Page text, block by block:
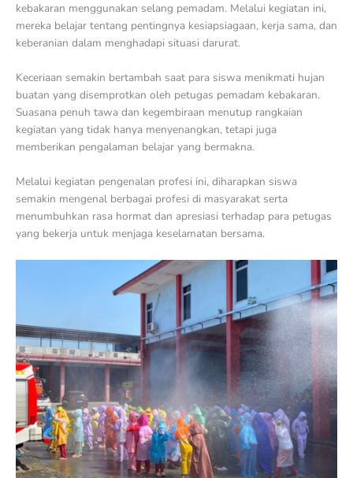
kebakaran menggunakan selang pemadam. Melalui kegiatan ini,
mereka belajar tentang pentingnya kesiapsiagaan, kerja sama, dan
keberanian dalam menghadapi situasi darurat.
Keceriaan semakin bertambah saat para siswa menikmati hujan
buatan yang disemprotkan oleh petugas pemadam kebakaran.
Suasana penuh tawa dan kegembiraan menutup rangkaian
kegiatan yang tidak hanya menyenangkan, tetapi juga
memberikan pengalaman belajar yang bermakna.
Melalui kegiatan pengenalan profesi ini, diharapkan siswa
semakin mengenal berbagai profesi di masyarakat serta
menumbuhkan rasa hormat dan apresiasi terhadap para petugas
yang bekerja untuk menjaga keselamatan bersama.